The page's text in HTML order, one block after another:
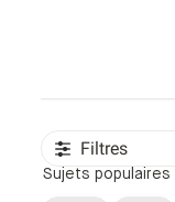
Filtres
Sujets populaires